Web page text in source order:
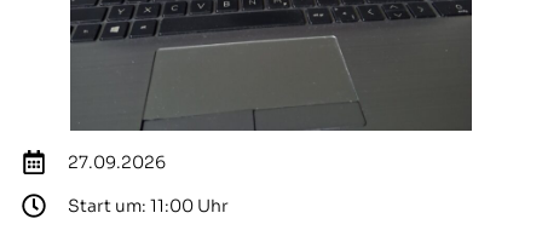
27.09.2026
Start um: 11:00 Uhr